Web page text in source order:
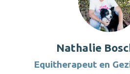
Nathalie
Equitherapeut en